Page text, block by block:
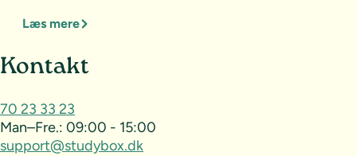
Læs mere
Sideoversigt og kontakt
Kontakt
70 23 33 23
Man–Fre.: 09:00 - 15:00
support@studybox.dk